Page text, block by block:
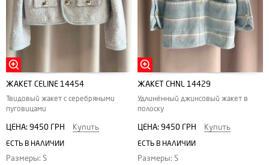
ЖАКЕТ CELINE 14454
Твидовый жакет с серебряными
пуговицами
ЦЕНА: 9450 ГРН Купить
ЕСТЬ В НАЛИЧИИ
Размеры: S
ЖАКЕТ CHNL 14429
Удлинённый джинсовый жакет в
полоску
ЦЕНА: 9450 ГРН Купить
ЕСТЬ В НАЛИЧИИ
Размеры: S